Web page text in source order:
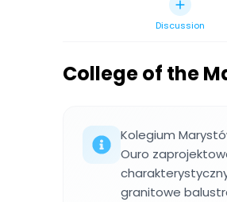
Discussion
College of the
Kolegium
Ouro
granitowe